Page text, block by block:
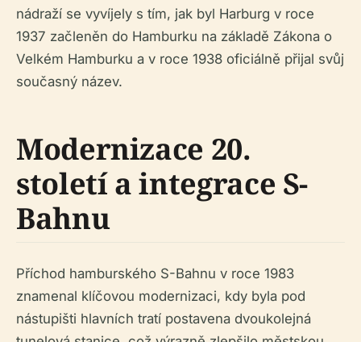
nádraží se vyvíjely s tím, jak byl Harburg v roce
1937 začleněn do Hamburku na základě Zákona o
Velkém Hamburku a v roce 1938 oficiálně přijal svůj
současný název.
Modernizace 20.
století a integrace S-
Bahnu
Příchod hamburského S-Bahnu v roce 1983
znamenal klíčovou modernizaci, kdy byla pod
nástupišti hlavních tratí postavena dvoukolejná